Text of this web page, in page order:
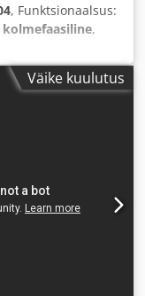
, Funktsionaalsus:
kolmefaasiline,
Väike kuulutus